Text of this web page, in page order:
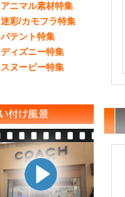
アニマル素材特集
迷彩/カモフラ特集
パテント特集
ディズニー特集
スヌーピー特集